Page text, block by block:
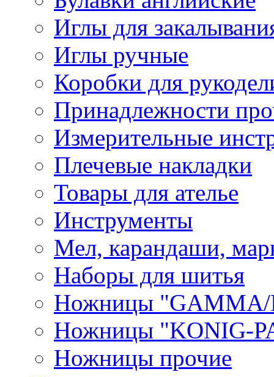
Иглы для
Иглы ручные
Коробки для
Принадлежности
Измерительные
Плечевые накладки
Товары для ателье
Инструменты
Мел, карандаши,
Наборы для шитья
Ножницы "GAMMA/
Ножницы "KONIG-
Ножницы прочие